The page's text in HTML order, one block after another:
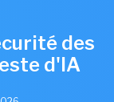
des
d'IA